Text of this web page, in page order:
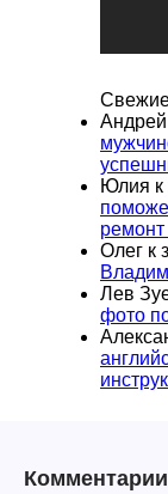
Андрей
Юлия
Олег к
Лев
фото
Комментарии